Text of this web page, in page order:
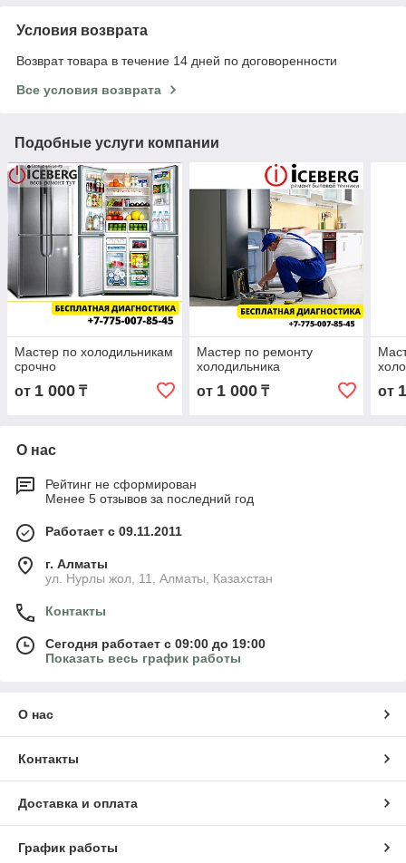
Условия возврата
Возврат товара в течение 14 дней по договоренности
Все условия возврата
Подобные услуги компании
Мастер по холодильникам
срочно
от 1 000 ₸
Мастер по ремонту
холодильника
от 1 000₸ от
О нас
Рейтинг не сформирован
Менее 5 отзывов за последний год
Работает с 09.11.2011
г. Алматы
ул. Нурлы жол, 11, Алматы, Казахстан
Контакты
Сегодня работает с 09:00 до 19:00
Показать весь график работы
О нас
Контакты
Доставка и оплата
График работы